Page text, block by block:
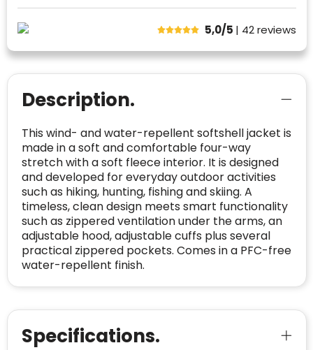
5,0/5 | 42reviews
Description.
This wind- and water-repellent softshell jacket is
made in a soft and comfortable four-way
stretch with a soft fleece interior. It is designed
and developed for everyday outdoor activities
such as hiking, hunting, fishing and skiing. A
timeless, clean design meets smart functionality
such as zippered ventilation under the arms, an
adjustable hood, adjustable cuffs plus several
practical zippered pockets. Comes in a PFC-free
water-repellent finish.
Specifications.
onafhankelijk geverifieerd.
CONTACTGEGEVENS
Telefoonnummer
mailadres:
BEDRIJFSGEGEVENS
Bedrijfsnaam Linkkado
Domein: linkkado.be
Oprichting van de
onderneming:
2026
starten:
Trustindex controleert websites voortdurend
Blacklist Geen site op de zwarte lijst
Geldig SSL-certificaat
Spam E-mail is spamvrij
Websites die consequent een hoog niveau
van klanttevredenheid handhaven en
voldoen aan een hoog niveau van
veiligheidsprotocol, kunnen Trustindex-
certificaat verkrijgen. Zoekt u bij het winkelen
naar de certificaten van Trustindex en koopt u
met vertrouwen!
Meer informatie»
verkoop met de Trustindex-certificaat.